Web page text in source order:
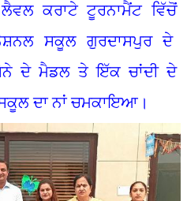
ਕਰਾਟੇ ਟੂਰਨਾਮੈਂਟ ਵਿੱਚੋਂ
ਸਕੂਲ ਗੁਰਦਾਸਪੁਰ ਦੇ
ਦੇ ਮੈਡਲ ਤੇ ਇੱਕ ਚਾਂਦੀ ਦੇ
ਦਾ ਨਾਂ ਚਮਕਾਇਆ।